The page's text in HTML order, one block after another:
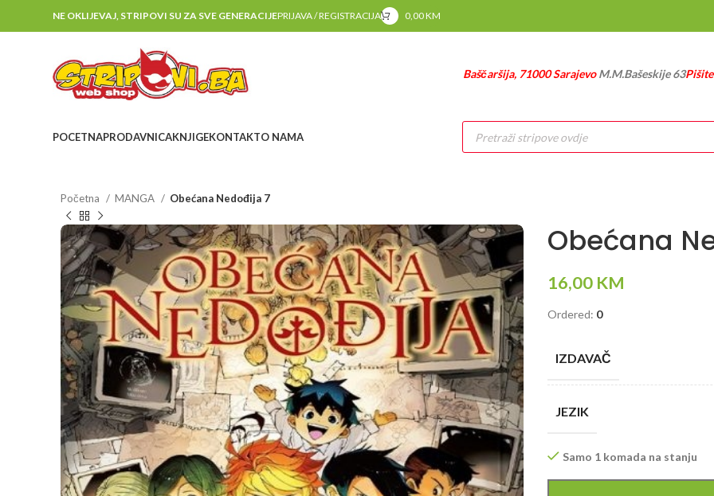
NE OKLIJEVAJ, STRIPOVI SU ZA SVE GENERACIJEPRIJAVA / REGISTRACIJA 0,00KM
Baščaršija, 71000 SarajevoM.M.Bašeskije 63
POCETNAPRODAVNICAKNJIGEKONTAKTO NAMA
Products
search
Početna MANGA Obećana Nedođija 7
Obećana
16,00 KM
Ordered: 0
IZDAVAČ
JEZIK
Samo 1 komada na stanju